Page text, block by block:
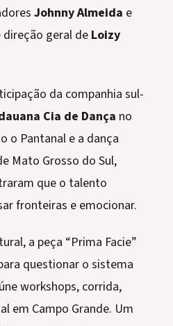
Johnny Almeida e
direção geral de Loizy
da companhia sul-
Cia de Dança no
o Pantanal e a dança
Mato Grosso do Sul,
que o talento
fronteiras e emocionar.
a peça “Prima Facie”
questionar o sistema
workshops, corrida,
em Campo Grande. Um